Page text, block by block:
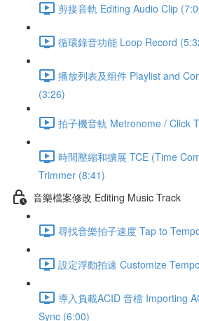
剪接音軌 Editing Audio Clip
循環錄音功能 Loop Record
播放列表及组件 Playlist and
(3:26)
拍子機音軌 Metronome / Click
時間壓縮和擴展 TCE (Time
Trimmer (8:41)
音樂檔案修改 Editing Music Track
尋找音樂拍子速度 Tap to
設定浮動拍速 Customize
導入負載ACID 音檔 Importing
Sync (6:00)